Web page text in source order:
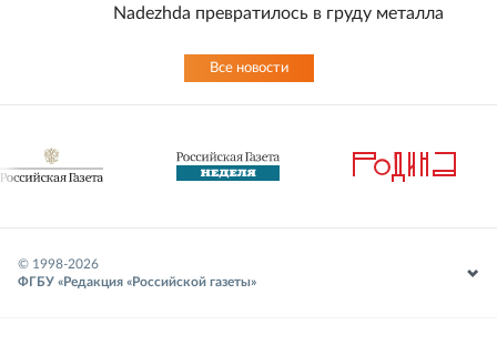
Nadezhda превратилось в груду металла
Все новости
© 1998-2026
ФГБУ «Редакция «Российской газеты»